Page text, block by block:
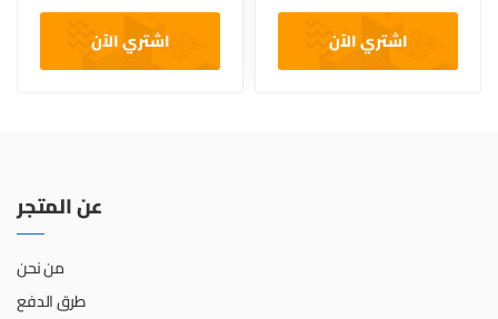
اشتري الآن
اشتري الآن
عن المتجر
من نحن
طرق الدفع